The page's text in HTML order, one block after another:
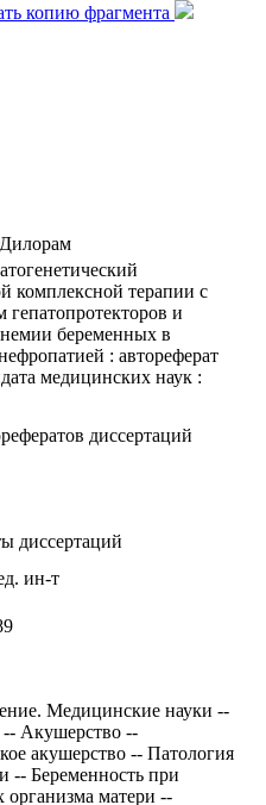
копию фрагмента
комплексной терапии с
и
беременных в
: автореферат
медицинских наук :
диссертаций
диссертаций
ин-т
Медицинские науки --
-- Акушерство --
акушерство -- Патология
-- Беременность при
организма матери --